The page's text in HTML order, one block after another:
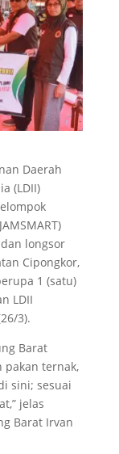
Daerah
(LDII)
longsor
Cipongkor,
1 (satu)
LDII
3).
Barat
ternak,
sini; sesuai
jelas
Barat Irvan